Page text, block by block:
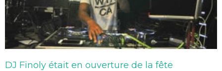
DJ Finoly était en ouverture de la fête